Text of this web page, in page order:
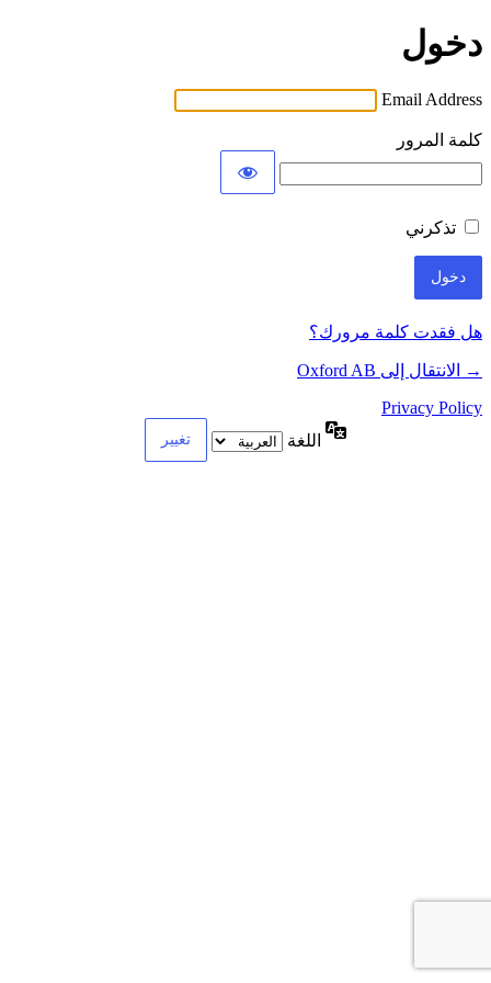
دخول
Email Address
كلمة المرور
تذكرني
هل فقدت كلمة مرورك؟
→ الانتقال إلى Oxford AB
Privacy Policy
اللغة